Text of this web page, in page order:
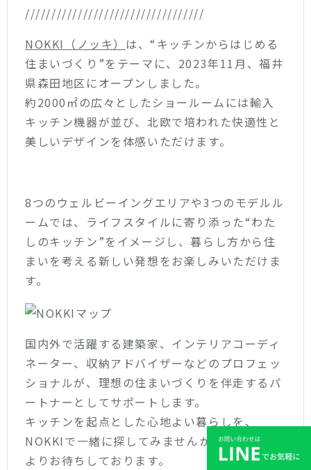
//////////////////////////////////
NOKKI（ノッキ） は、“キッチンからはじめる
住まいづくり”をテーマに、2023年11月、福井
県森田地区にオープンしました。
約2000㎡の広々としたショールームには輸入
キッチン機器が並び、北欧で培われた快適性と
美しいデザインを体感いただけます。
8つのウェルビーイングエリアや3つのモデルル
ームでは、ライフスタイルに寄り添った“わた
しのキッチン”をイメージし、暮らし方から住
まいを考える新しい発想をお楽しみいただけま
す。
国内外で活躍する建築家、インテリアコーディ
ネーター、収納アドバイザーなどのプロフェッ
ショナルが、理想の住まいづくりを伴走するパ
ートナーとしてサポートします。
キッチンを起点とした心地よい暮らしを、
NOKKIで一緒に探してみませんか？ご来場を心
よりお待ちしております。